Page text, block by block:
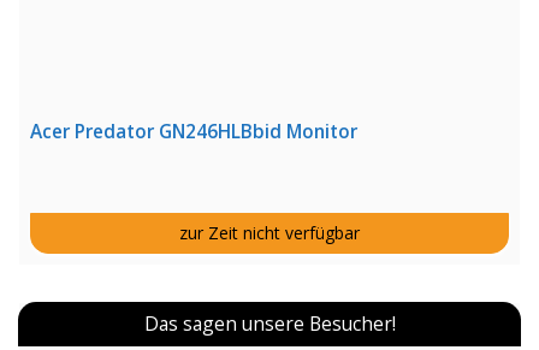
Acer Predator GN246HLBbid Monitor
zur Zeit nicht verfügbar
Das sagen unsere Besucher!